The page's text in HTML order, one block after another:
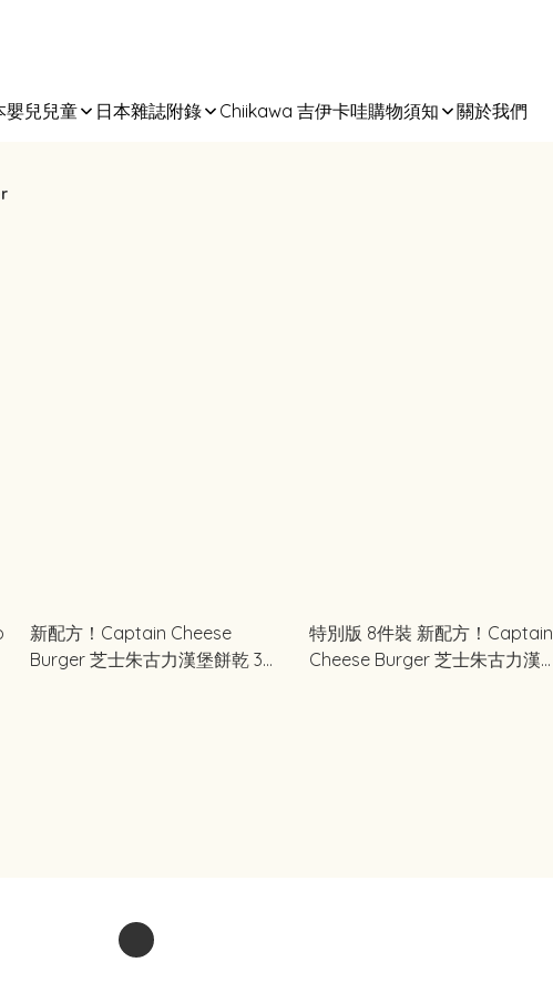
嬰兒兒童 日本雜誌附錄 Chiikawa 吉伊卡哇購物須知 關於我們
新配方！Captain Cheese
Burger 芝士朱古力漢堡餅乾 3件
特別版 8件裝 新配方！Captain
Cheese Burger 芝士朱古力漢堡